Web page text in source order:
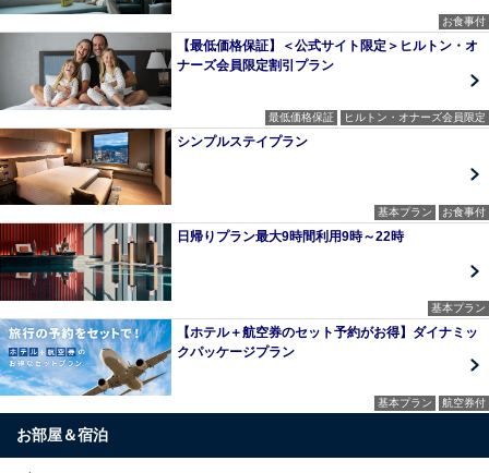
お食事付
【最低価格保証】＜公式サイト限定＞ヒルトン・オ
ナーズ会員限定割引プラン
最低価格保証 ヒルトン・オナーズ会員限定
シンプルステイプラン
基本プラン お食事付
日帰りプラン最大9時間利用9時～22時
基本プラン
【ホテル＋航空券のセット予約がお得】ダイナミッ
クパッケージプラン
基本プラン 航空券付
お部屋＆宿泊